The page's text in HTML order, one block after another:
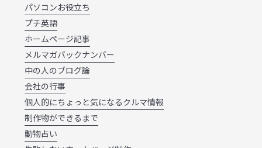
パソコンお役立ち
プチ英語
ホームページ記事
メルマガバックナンバー
中の人のブログ論
会社の行事
個人的にちょっと気になるクルマ情報
制作物ができるまで
動物占い